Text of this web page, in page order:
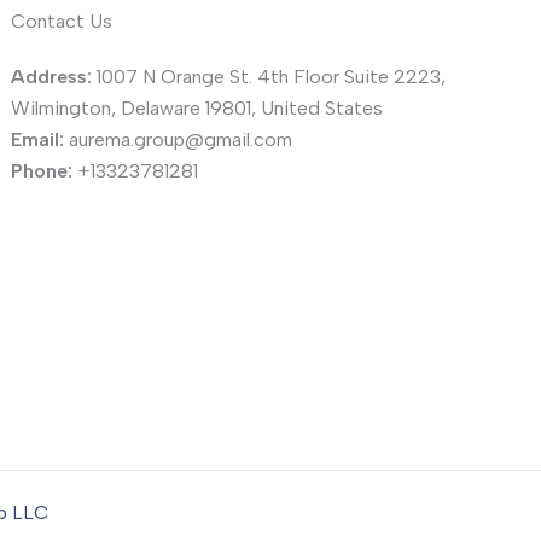
Contact Us
Address: 1007 N Orange St. 4th Floor Suite 2223,
Wilmington, Delaware 19801, United States
Email: aurema.group@gmail.com
Phone: +13323781281
LLC